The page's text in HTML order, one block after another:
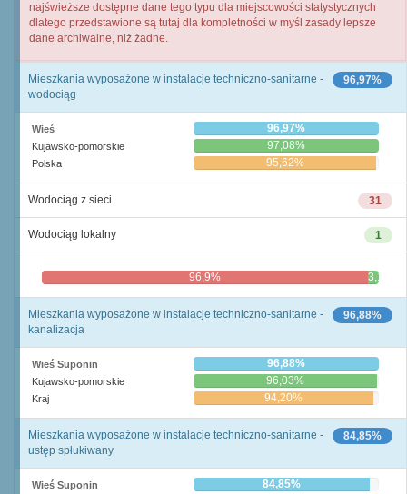
najświeższe dostępne dane tego typu dla miejscowości statystycznych
dlatego przedstawione są tutaj dla kompletności w myśl zasady lepsze
dane archiwalne, niż żadne.
96,97%
Mieszkania wyposażone w instalacje techniczno-sanitarne -
wodociąg
Wieś 96,97%
Kujawsko-pomorskie 97,08%
Polska 95,62%
31
Wodociąg z sieci
1
Wodociąg lokalny
96,9% 3,1%
96,88%
Mieszkania wyposażone w instalacje techniczno-sanitarne -
kanalizacja
Wieś Suponin 96,88%
Kujawsko-pomorskie 96,03%
Kraj 94,20%
84,85%
Mieszkania wyposażone w instalacje techniczno-sanitarne -
ustęp spłukiwany
Wieś Suponin 84,85%